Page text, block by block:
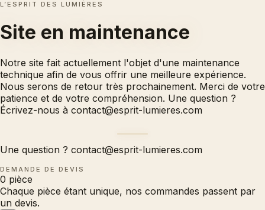
L’ESPRIT DES LUMIÈRES
Site en maintenance
Notre site fait actuellement l'objet d'une maintenance
technique afin de vous offrir une meilleure expérience.
Nous serons de retour très prochainement. Merci de votre
patience et de votre compréhension. Une question ?
Écrivez-nous à contact@esprit-lumieres.com
Une question ? contact@esprit-lumieres.com
DEMANDE DE DEVIS
0 pièce
Chaque pièce étant unique, nos commandes passent par
un devis.